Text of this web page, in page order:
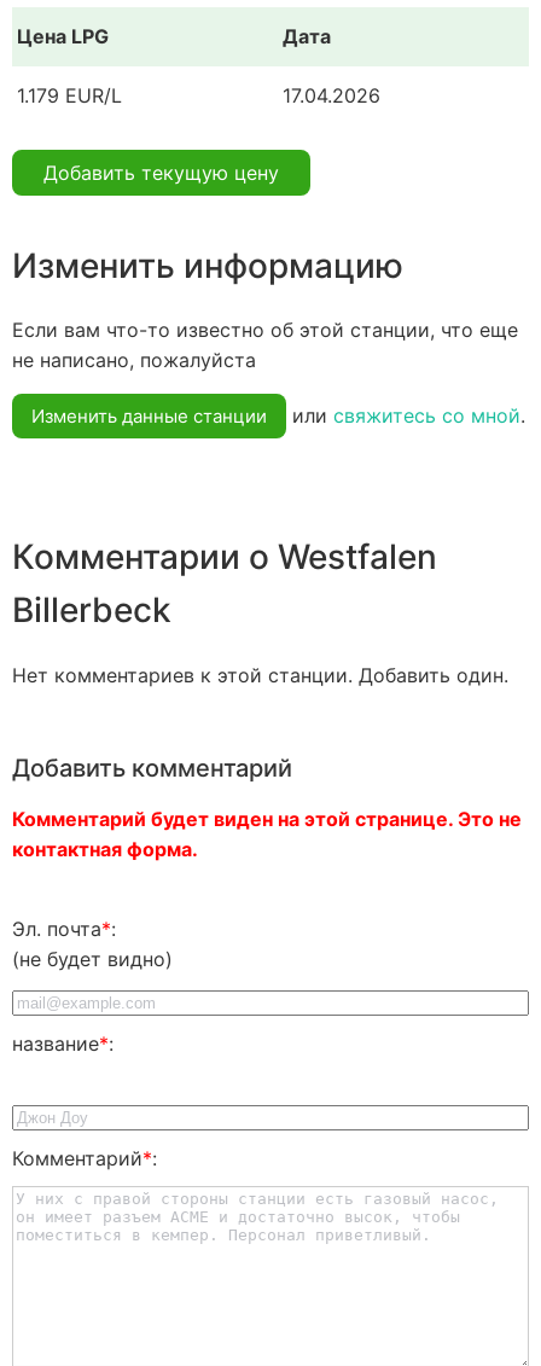
Цена LPG Дата
1.179 EUR/L 17.04.2026
Добавить текущую цену
Изменить информацию
Если вам что-то известно об этой станции, что еще
не написано, пожалуйста
Изменить данные станции или свяжитесь со мной.
Комментарии о Westfalen
Billerbeck
Нет комментариев к этой станции. Добавить один.
Добавить комментарий
Комментарий будет виден на этой странице. Это не
контактная форма.
Эл. почта*:
(не будет видно)
название*:
Комментарий*: